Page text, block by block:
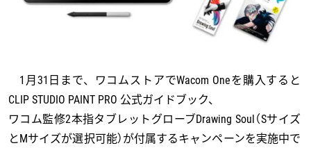
1月31日まで、ワコムストアでWacom Oneを購入すると
CLIP STUDIO PAINT PRO 公式ガイドブック、
ワコム監修2本指タブレットグローブDrawing Soul（Sサイズ
とMサイズが選択可能）が付属するキャンペーンを実施中で